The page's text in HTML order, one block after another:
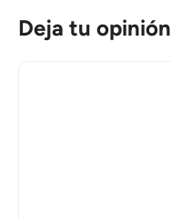
Deja tu opinión